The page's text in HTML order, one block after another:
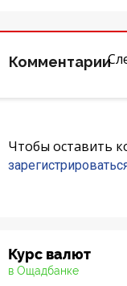
Отделения и
Интернет-
Акции
Комментарии
Чтобы оставить
Курс валют
в Ощадбанке